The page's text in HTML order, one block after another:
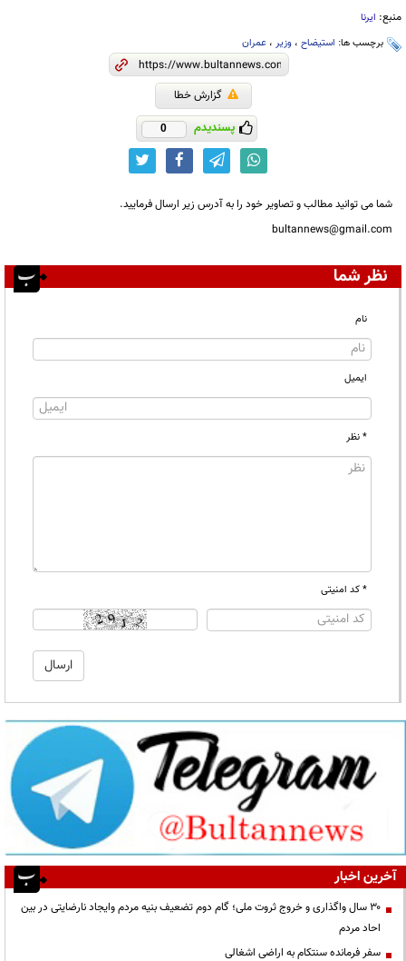
منبع: ایرنا
برچسب ها: استیضاح ، وزیر ، عمران
گزارش خطا
پسندیدم 0
شما می توانید مطالب و تصاویر خود را به آدرس زیر ارسال فرمایید.
bultannews@gmail.com
نظر شما
نام
ایمیل
* نظر
* کد امنیتی
آخرین اخبار
۳۰ سال واگذاری و خروج ثروت ملی؛ گام دوم تضعیف بنیه مردم وایجاد نارضایتی در بین
احاد مردم
سفر فرمانده سنتکام به اراضی اشغالی